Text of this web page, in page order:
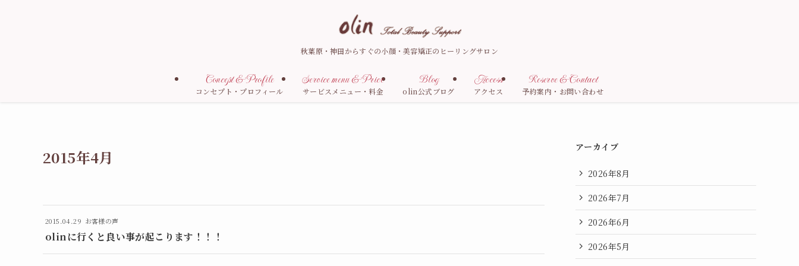
秋葉原・神田からすぐの小顔・美容矯正のヒーリングサロン
Concept & Profile
コンセプト・プロフィール
Service menu & Price
サービスメニュー・料金
Blog
olin公式ブログ
Access
アクセス
Reserve & Contact
予約案内・お問い合わせ
2015年4月
2015.04.29 お客様の声
olinに行くと良い事が起こります！！！
アーカイブ
2026年8月
2026年7月
2026年6月
2026年5月